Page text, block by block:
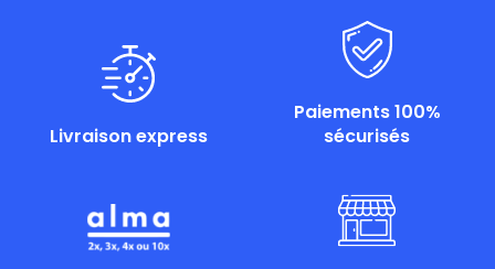
Livraison express
Paiements 100%
sécurisés